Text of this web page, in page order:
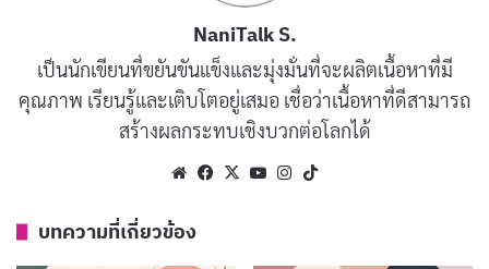
วันนี้เริ่มต้นการเรียนรู้บทใหม่ไปพร้อม
กัน
ในห้องเรียนกัน
NaniTalk S.
เป็นนักเขียนที่ขยันขันแข็งและมุ่งมั่นที่จะผลิตเนื้อหาที่มี
คุณภาพ เรียนรู้และเติบโตอยู่เสมอ เชื่อว่าเนื้อหาที่ดีสามารถ
สร้างผลกระทบเชิงบวกต่อโลกได้
WebsiteFacebook
X YouTubeInstagram
บทความที่เกี่ยวข้อง